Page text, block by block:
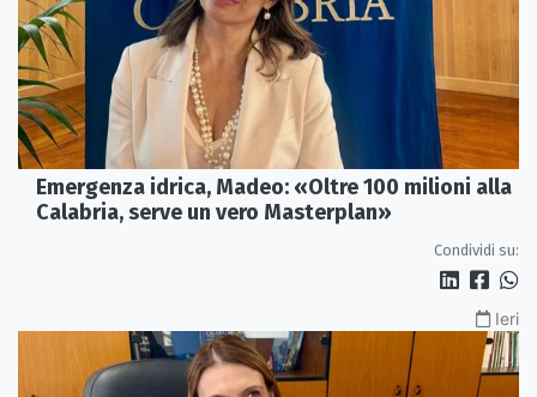
Emergenza idrica, Madeo: «Oltre 100 milioni alla
Calabria, serve un vero Masterplan»
Condividi su:
Ieri